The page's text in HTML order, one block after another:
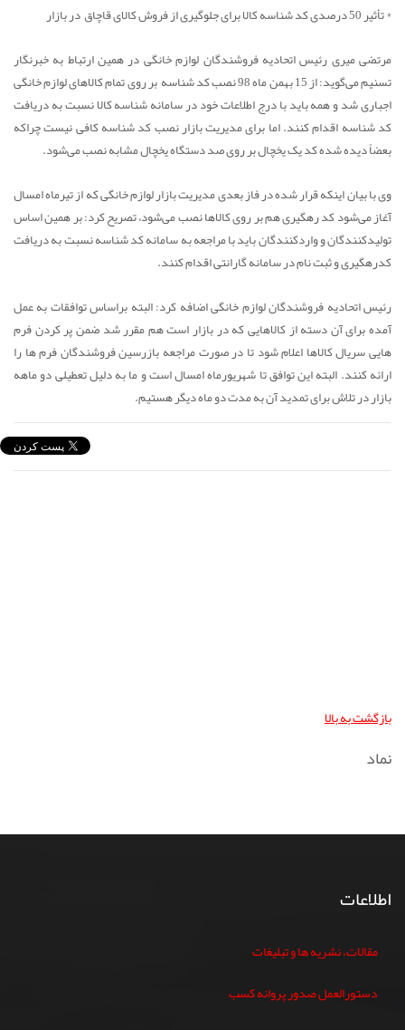
* تأثیر 50 درصدی کد شناسه کالا برای جلوگیری از فروش کالای قاچاق در بازار
مرتضی میری رئیس اتحادیه فروشندگان لوازم خانگی در همین ارتباط به خبرنگار
تسنیم می‌گوید: از 15 بهمن ماه 98 نصب کد شناسه بر روی تمام کالاهای لوازم خانگی
اجباری شد و همه باید با درج اطلاعات خود در سامانه شناسه کالا نسبت به دریافت
کد شناسه اقدام کنند. اما برای مدیریت بازار نصب کد شناسه کافی نیست چراکه
بعضاً دیده شده کد یک یخچال بر روی صد دستگاه یخچال مشابه نصب می‌شود.
وی با بیان اینکه قرار شده در فاز بعدی مدیریت بازار لوازم خانگی که از تیرماه امسال
آغاز می‌شود کد رهگیری هم بر روی کالاها نصب می‌شود، تصریح کرد: بر همین اساس
تولیدکنندگان و واردکنندگان باید با مراجعه به سامانه کد شناسه نسبت به دریافت
کدرهگیری و ثبت نام در سامانه گارانتی اقدام کنند.
رئیس اتحادیه فروشندگان لوازم خانگی اضافه کرد: البته براساس توافقات به عمل
آمده برای آن دسته از کالاهایی که در بازار است هم مقرر شد ضمن پر کردن فرم
هایی سریال کالاها اعلام شود تا در صورت مراجعه بازرسین فروشندگان فرم ها را
ارائه کنند. البته این توافق تا شهریورماه امسال است و ما به دلیل تعطیلی دو ماهه
بازار در تلاش برای تمدید آن به مدت دو ماه دیگر هستیم.
بازگشت به بالا
نماد
اطلاعات
مقالات، نشریه ها و تبلیغات
دستورالعمل صدور پروانه کسب